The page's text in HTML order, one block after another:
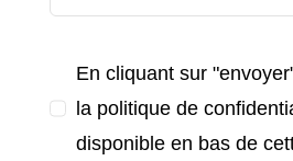
En cliquant sur
la politique de
disponible en bas de